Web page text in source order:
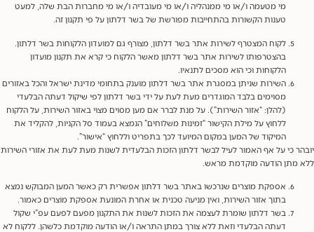
מי מטעמה ו/או מי ממנהליה ו/או מי מעובדיה ו/או מי מחברות הבת שלה, למעט
טענות הקשורות בהתחייבות מפורשת של בשר דלתון על פי תקנון זה.
לקוח המצטרף לשירות אתר בשר דלתון, מצורף גם למועדון הלקוחות בשר דלתון.
בהצטרפותו לשירות אתר בשר דלתון מאשר הלקוח כי קרא את תקנון מועדון
הלקוחות וכי הוא מסכים לתנאיו.
השירות שניתן במסגרת אתר בשר דלתון מוענק בתחומי מדינת ישראל והכל באזורים
מסוימים בלבד המוגדרים מעת לעת על ידי בשר דלתון לפי שיקול דעתה הבלעדי
(להלן: “אזור השירות”). על מנת לברר אם מען מסוים מצוי באזור השירות, על הלקוח
ללחוץ על מילת הקישור “זמינות משלוחים” הנמצא בעמוד סל הקניות, להקליד את
המיקוד של המען במקום המיועד לכך בתפריט וללחוץ “אישור”.
כי על אף האמור לעיל לבשר דלתון הזכות הבלעדית לשנות מעת לעת את אזורי השירות
מתן הודעה מוקדמת מראש.
אספקת מוצרים שנרכשו באתר בשר דלתון אפשרית רק כאשר המען המבוקש נמצא
בתוך אזור השירות, ואין מניעה טכנית או אחרת המונעת אספקת מוצרים כאמור.
בשר דלתון שומרת לעצמה את הזכות לשנות את התקנון מפעם לפעם עפ”י שקול
דעתה הבלעדי וזאת ללא צורך במתן התראה ו/או הודעה מוקדמת כלשהן. ללקוח לא